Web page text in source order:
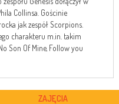
Collinsa. Gościnie
jak zespół Scorpions.
charakteru m.in. takim
Son Of Mine, Follow you
ZAJĘCIA